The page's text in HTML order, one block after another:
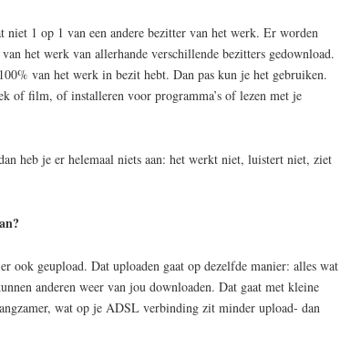
niet 1 op 1 van een andere bezitter van het werk. Er worden
het werk van allerhande verschillende bezitters gedownload.
van het werk in bezit hebt. Dan pas kun je het gebruiken.
of film, of installeren voor programma’s of lezen met je
heb je er helemaal niets aan: het werkt niet, luistert niet, ziet
ook geupload. Dat uploaden gaat op dezelfde manier: alles wat
anderen weer van jou downloaden. Dat gaat met kleine
wat op je ADSL verbinding zit minder upload- dan